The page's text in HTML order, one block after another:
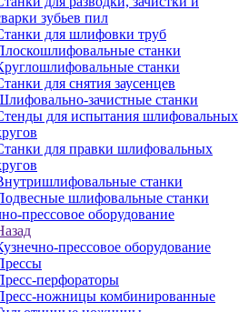
зубьев пил
для шлифовки труб
станки
станки
для снятия заусенцев
зачистные станки
для испытания шлифовальных
для правки шлифовальных
станки
шлифовальные станки
прессовое оборудование
прессовое оборудование
перфораторы
ножницы комбинированные